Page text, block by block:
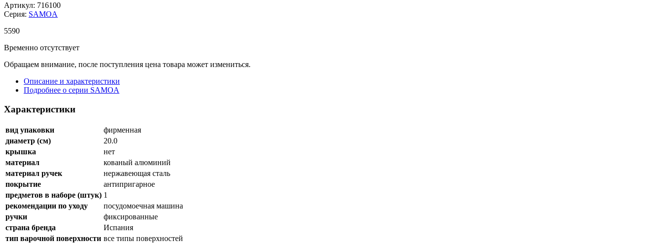
Артикул: 716100
Серия: SAMOA
5590
Временно отсутствует
Обращаем внимание, после поступления цена товара может измениться.
Описание и характеристики
Подробнее о серии SAMOA
Характеристики
вид упаковки
фирменная
диаметр (см)
20.0
крышка
нет
материал
кованый алюминий
материал ручек
нержавеющая сталь
покрытие
антипригарное
предметов в наборе (штук) 1
рекомендации по уходу
посудомоечная машина
ручки
фиксированные
страна бренда
Испания
тип варочной поверхности все типы поверхностей